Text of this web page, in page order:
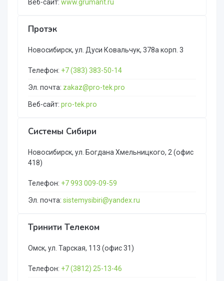
Веб-сайт: www.grumant.ru
Протэк
Новосибирск, ул. Дуси Ковальчук, 378а корп. 3
Телефон: +7 (383) 383-50-14
Эл. почта: zakaz@pro-tek.pro
Веб-сайт: pro-tek.pro
Системы Сибири
Новосибирск, ул. Богдана Хмельницкого, 2 (офис
418)
Телефон: +7 993 009-09-59
Эл. почта: sistemysibiri@yandex.ru
Тринити Телеком
Омск, ул. Тарская, 113 (офис 31)
Телефон: +7 (3812) 25-13-46